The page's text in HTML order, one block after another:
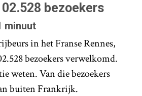
bezoekers
minuut
in het Franse Rennes,
bezoekers verwelkomd.
weten. Van die bezoekers
buiten Frankrijk.